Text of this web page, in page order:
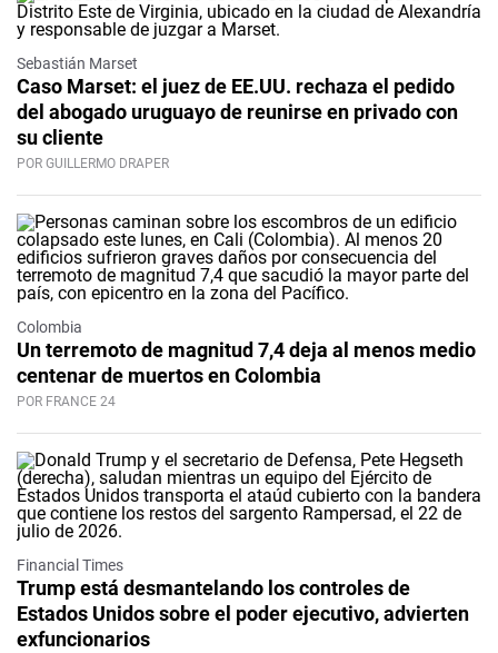
Sebastián Marset
Caso Marset: el juez de EE.UU. rechaza el pedido
del abogado uruguayo de reunirse en privado con
su cliente
POR GUILLERMO DRAPER
Colombia
Un terremoto de magnitud 7,4 deja al menos medio
centenar de muertos en Colombia
POR FRANCE 24
Financial Times
Trump está desmantelando los controles de
Estados Unidos sobre el poder ejecutivo, advierten
exfuncionarios